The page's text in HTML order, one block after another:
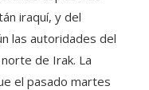
iraquí, y del
las autoridades del
de Irak. La
el pasado martes